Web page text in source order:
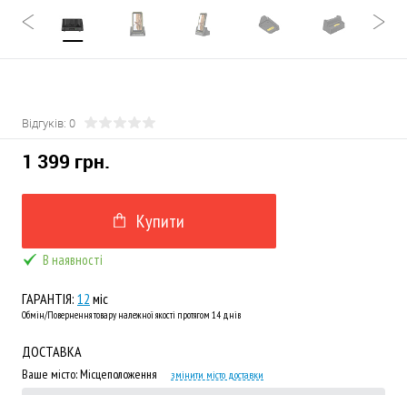
Відгуків: 0
1 399 грн.
Купити
В наявності
ГАРАНТІЯ: 12 міс
Обмін/Повернення товару належної якості протягом 14 днів
ДОСТАВКА
Ваше місто:Місцеположення змінити місто доставки